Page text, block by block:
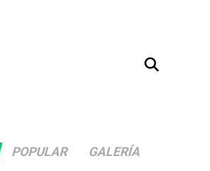
POPULAR GALERÍA